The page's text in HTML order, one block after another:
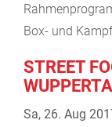
Box- und
STREET
Sa, 26. Aug